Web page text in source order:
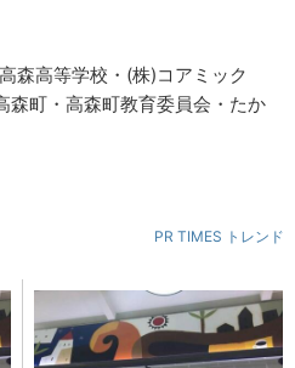
森高等学校・(株)コアミック
森町・高森町教育委員会・たか
PR TIMES トレンド